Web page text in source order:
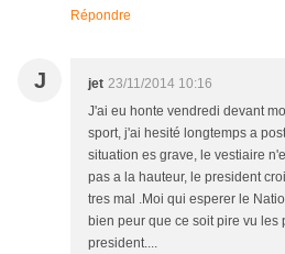
Répondre
J jet 23/11/2014 10:16
J'ai eu honte vendredi devant
sport, j'ai hesité longtemps a
situation es grave, le vestiaire
pas a la hauteur, le president
tres mal .Moi qui esperer le
bien peur que ce soit pire vu les
president....